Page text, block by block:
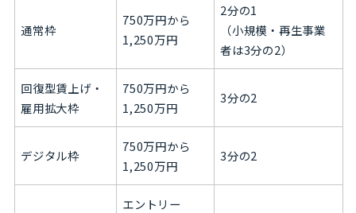
通常枠
750万円から
1,250万円
2分の1
（小規模・再生事業
者は3分の2）
回復型賃上げ・
雇用拡大枠
750万円から
1,250万円
3分の2
デジタル枠
750万円から
1,250万円
3分の2
エントリー